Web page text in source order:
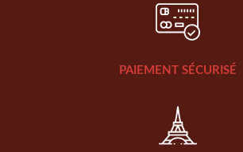
PAIEMENT SÉCURISÉ